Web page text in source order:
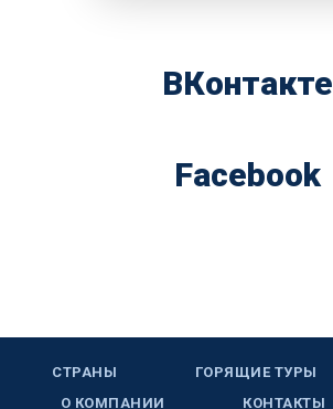
ВКонтакте
Facebook
СТРАНЫ ГОРЯЩИЕ ТУРЫ
О КОМПАНИИ
КОНТАКТЫ